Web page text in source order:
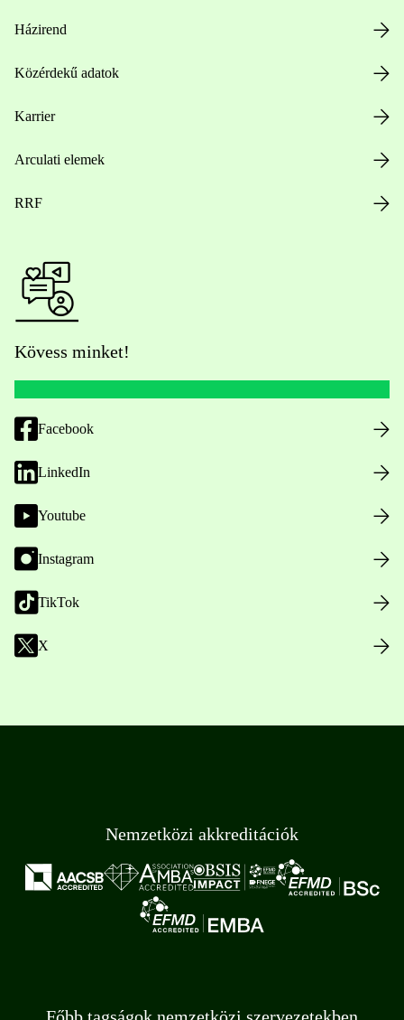
Házirend
Közérdekű adatok
Karrier
Arculati elemek
RRF
Kövess minket!
Facebook
LinkedIn
Youtube
Instagram
TikTok
X
Nemzetközi akkreditációk